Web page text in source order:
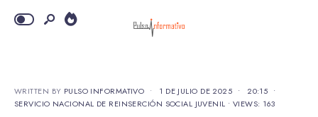
WRITTEN BY PULSO INFORMATIVO • 1 DE JULIO DE 2025 • 20:15 •
SERVICIO NACIONAL DE REINSERCIÓN SOCIAL JUVENIL •VIEWS: 163